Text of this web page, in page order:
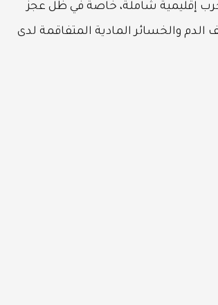
حرب إقليمية شاملة، خاصة في ظل عجز
والخسائر المادية المتفاقمة لدى